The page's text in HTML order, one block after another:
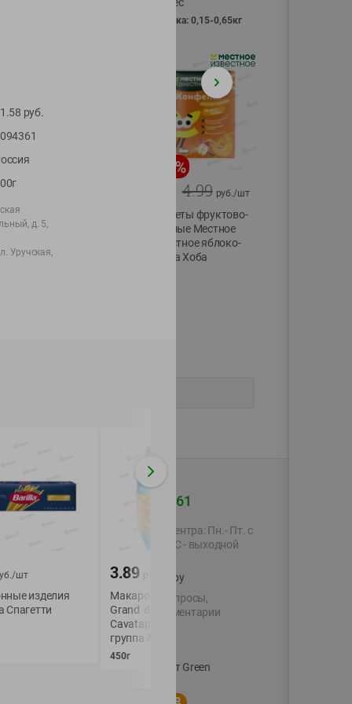
фасовка: 0,15-0,65кг
-13
5.99
Яйца перепелиные
копченые
Местное известное
%
4.99 руб./шт
Конфеты фруктово-
ягодные Местное
известное яблоко-
тыква Хоба
+375 44 560-60-61
Время работы Call-центра: Пн.- Пт. с
09.00 до 17.00, СБ, ВС - выходной
shop@green-market.by
Пишите нам свои вопросы,
предложения и комментарии
Вакансии👋
Корпоративный сайт Green
руб.
д. 5,
Уручская,
шт
изделия
Спагетти
3.89 руб./ шт
Макаронные изделия
Grand di Pasta
Cavatappi (Каватаппи)
группа А в/с 450 г уп
450г